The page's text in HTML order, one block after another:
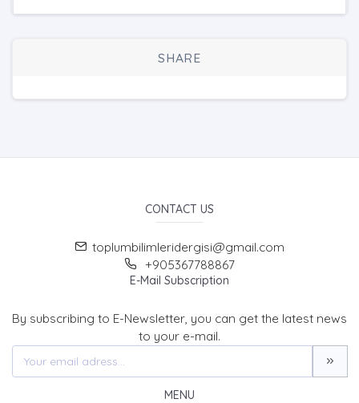
SHARE
CONTACT US
toplumbilimleridergisi@gmail.com
+905367788867
E-Mail Subscription
By subscribing to E-Newsletter, you can get the latest news
to your e-mail.
MENU